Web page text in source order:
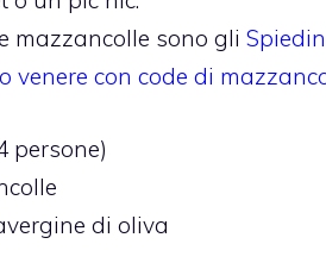
mazzancolle sono gli
venere con code di
persone)
di oliva